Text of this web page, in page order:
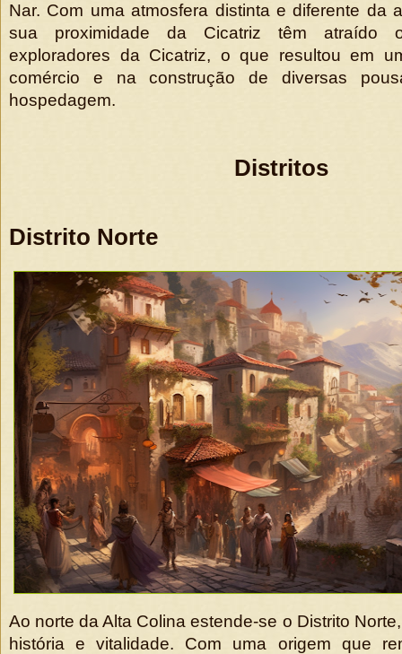
Nar. Com uma atmosfera distinta e diferente da
sua proximidade da Cicatriz têm atraído
exploradores da Cicatriz, o que resultou em
comércio e na construção de diversas
hospedagem.
Distritos
Distrito Norte
Ao norte da Alta Colina estende-se o Distrito
história e vitalidade. Com uma origem que